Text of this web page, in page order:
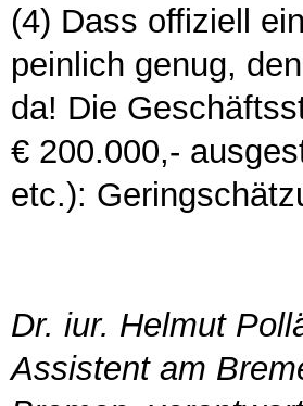
(4) Dass offiziell
peinlich genug,
da! Die
€ 200.000,-
etc.):
Dr. iur. Helmut
Assistent am